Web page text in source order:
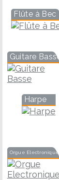
Flûte à Bec
Guitare Basse
Harpe
Orgue Electronique